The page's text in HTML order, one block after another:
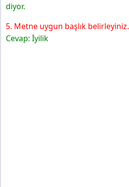
diyor.
5. Metne uygun başlık belirleyiniz.
Cevap: İyilik